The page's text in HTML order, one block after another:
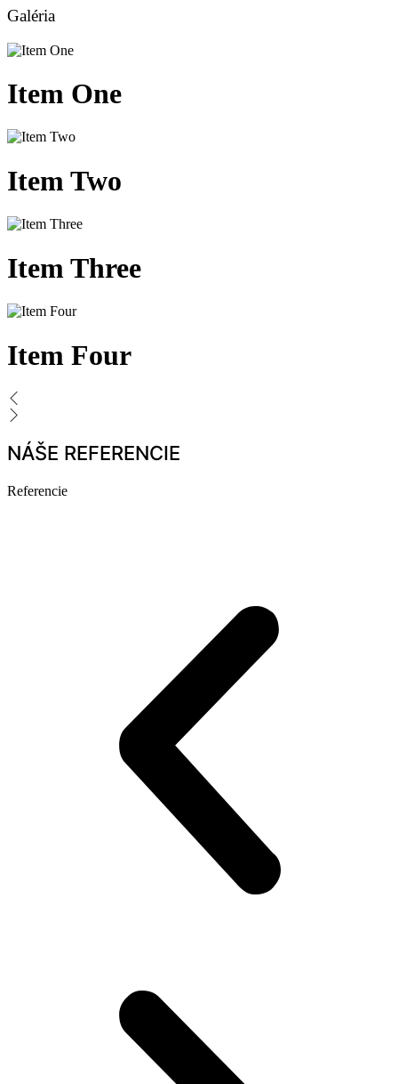
Galéria
Item One
Item Two
Item Three
Item Four
NÁŠE REFERENCIE
Referencie